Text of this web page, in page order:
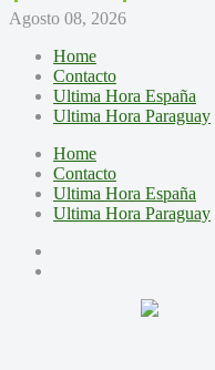
Agosto 08, 2026
Home
Contacto
Ultima Hora España
Ultima Hora Paraguay
Home
Contacto
Ultima Hora España
Ultima Hora Paraguay